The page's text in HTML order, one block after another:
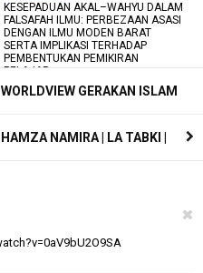
KESEPADUAN AKAL–WAHYU DALAM
FALSAFAH ILMU: PERBEZAAN ASASI
DENGAN ILMU MODEN BARAT
SERTA IMPLIKASI TERHADAP
PEMBENTUKAN PEMIKIRAN
PELAJAR
GERAKAN ISLAM
HAMZA NAMIRA | LA TABKI |